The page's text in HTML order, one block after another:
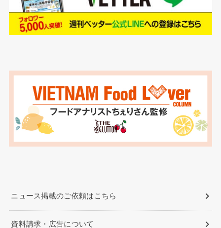
ニュース掲載のご依頼はこちら
資料請求・広告について